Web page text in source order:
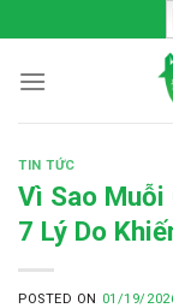
to
content
TIN TỨC
Vì Sao
7 Lý Do
POSTED ON 01/19/